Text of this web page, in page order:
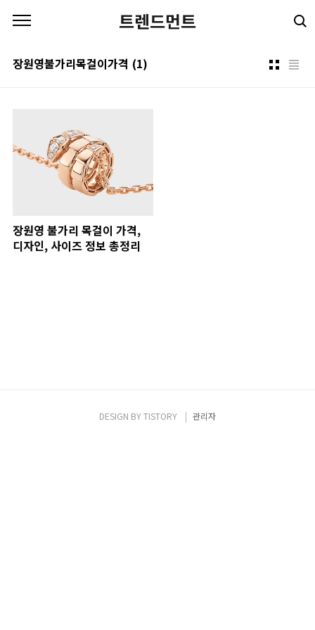
트렌드먼트
장원영불가리목걸이가격 (1)
장원영 불가리 목걸이 가격,
디자인, 사이즈 정보 총정리
DESIGN BYTISTORY 관리자